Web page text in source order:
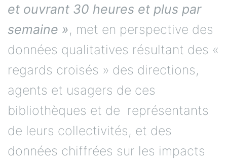
et ouvrant 30 heures et plus par
semaine », met en perspective des
données qualitatives résultant des «
regards croisés » des directions,
agents et usagers de ces
bibliothèques et de représentants
de leurs collectivités, et des
données chiffrées sur les impacts